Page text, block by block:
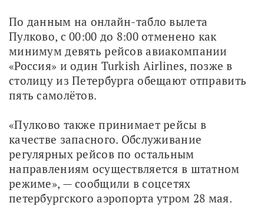
По данным на онлайн-табло вылета
Пулково, с 00:00 до 8:00 отменено как
минимум девять рейсов авиакомпании
«Россия» и один Turkish Airlines, позже в
столицу из Петербурга обещают отправить
пять самолётов.
«Пулково также принимает рейсы в
качестве запасного. Обслуживание
регулярных рейсов по остальным
направлениям осуществляется в штатном
режиме», — сообщили в соцсетях
петербургского аэропорта утром 28 мая.